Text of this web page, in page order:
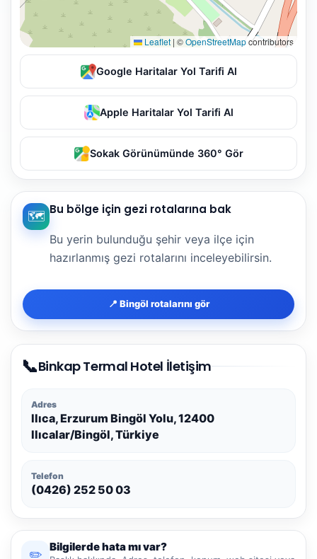
Leaflet | ©OpenStreetMapcontributors
Google Haritalar Yol Tarifi Al
Apple Haritalar Yol Tarifi Al
Sokak Görünümünde 360° Gör
🗺️ Bu bölge için gezi rotalarına bak
Bu yerin bulunduğu şehir veya ilçe için
hazırlanmış gezi rotalarını inceleyebilirsin.
📍 Bingöl rotalarını gör
📞Binkap Termal Hotel İletişim
Adres
Ilıca, Erzurum Bingöl Yolu, 12400
Ilıcalar/Bingöl, Türkiye
Telefon
(0426) 252 50 03
✏️
Bilgilerde hata mı var?